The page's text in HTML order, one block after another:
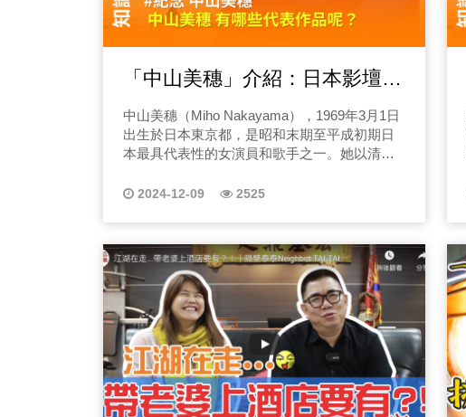
「中山美穗」介紹：日本影壇與
歌壇的傳奇巨星
中山美穗（Miho Nakayama），1969年3月1日
出生於日本東京都，是昭和末期至平成初期日
本最具代表性的女演員和歌手之一。她以清新
在影視劇和音樂界都創下了輝煌成就，成為無
2024-12-09 2525